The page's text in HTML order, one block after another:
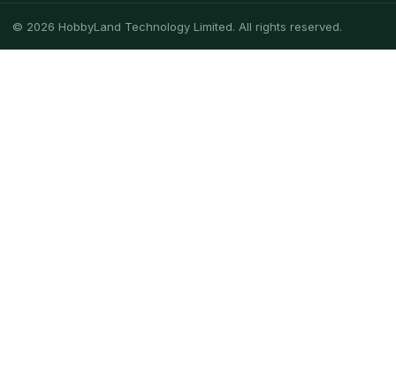
© 2026 HobbyLand Technology Limited. All rights reserved.